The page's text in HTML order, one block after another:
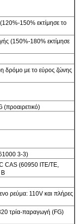
150% εκτίμησε το
(150%-180% εκτίμησε
δρόμο με το εύρος ζώνης
3-3)
CAS (60950 ITE/TE,
Β
ρεύμα: 110V και πλήρες
τρία-παραγωγή (FG)